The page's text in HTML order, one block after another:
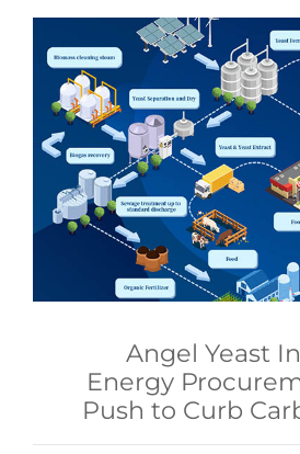
Angel Yeast
Energy
Push to Curb